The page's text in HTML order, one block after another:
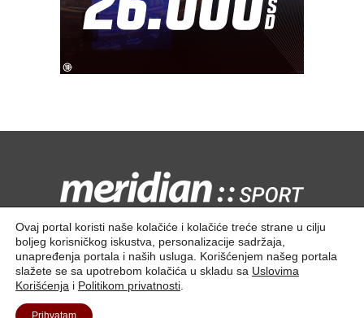
Kontaktirajte nas:redakcija@meridiansport.rs
Ovaj portal koristi naše kolačiće i kolačiće treće strane u cilju
boljeg korisničkog iskustva, personalizacije sadržaja,
unapređenja portala i naših usluga. Korišćenjem našeg portala
slažete se sa upotrebom kolačića u skladu sa Uslovima
Korišćenja i Politikom privatnosti
Prihvatam